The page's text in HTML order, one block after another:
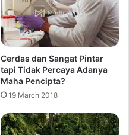
Cerdas dan Sangat Pintar
tapi Tidak Percaya Adanya
Maha Pencipta?
19 March 2018